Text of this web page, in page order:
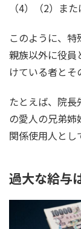
（4）（2）ま
このように、
親族以外に役員
けている者とそ
たとえば、院
の愛人の兄弟姉
関係使用人とし
過大な給与